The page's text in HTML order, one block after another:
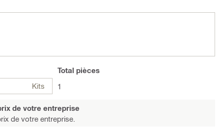
Kits
Total pièces
1
de votre entreprise
de votre entreprise.